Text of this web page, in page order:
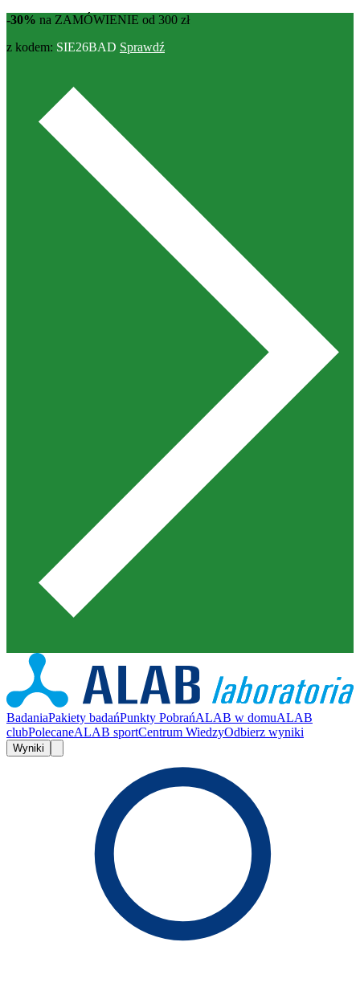
-30% na ZAMÓWIENIE od 300 zł
z kodem: SIE26BAD Sprawdź
BadaniaPakiety badańPunkty PobrańALAB w domuALAB
clubPolecaneALAB sportCentrum WiedzyOdbierz wyniki
Wyniki